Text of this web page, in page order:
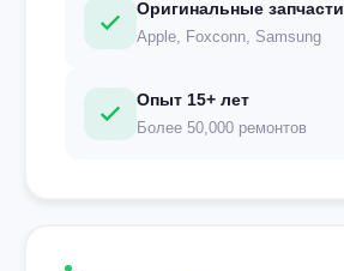
Оригинальные запчасти
Apple, Foxconn, Samsung
Опыт 15+ лет
Более 50,000 ремонтов